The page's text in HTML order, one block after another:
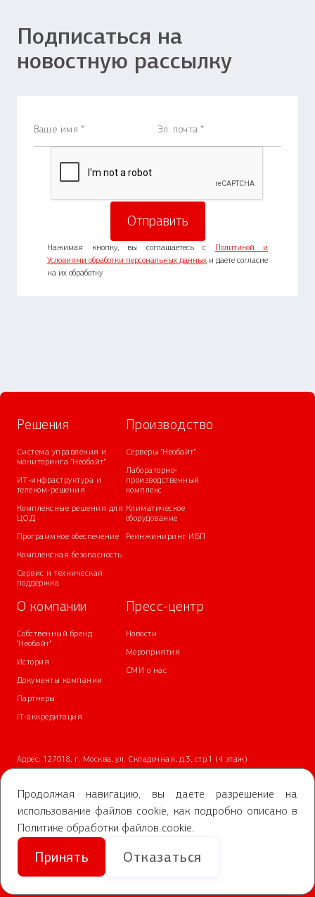
Подписаться на
новостную рассылку
Нажимая кнопку, вы соглашаетесь с
Политикой и
Условиями обработки персональных данных и даете согласие
на их обработку
Решения
Система управления и
мониторинга "Необайт"
ИТ-инфраструктура и
телеком-решения
Комплексные решения для
ЦОД
Программное обеспечение
Комплексная безопасность
Сервис и техническая
поддержка
Производство
Серверы "Необайт"
Лабораторно-
производственный
комплекс
Климатическое
оборудование
Реинжиниринг ИБП
О компании
Собственный бренд
"Необайт"
История
Документы компании
Партнеры
IT-аккредитация
Пресс-центр
Новости
Мероприятия
СМИ о нас
Адрес: 127018, г. Москва, ул. Складочная, д.3, стр.1 (4 этаж)
Телефон:+7 (499) 700-05-05
2025 АО «НВБС»
Политика обработки персональных данных
Условия обработки персональных данных
Правила акции «Выиграй Айфон 17 Про»
Продолжая навигацию, вы даете разрешение на
использование файлов cookie, как подробно описано в
Политике обработки файлов cookie.
Принять Отказаться